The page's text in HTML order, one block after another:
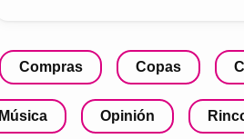
Compras Copas
Música Opinión